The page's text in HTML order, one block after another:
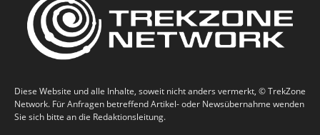
Diese Website und alle Inhalte, soweit nicht anders vermerkt, © TrekZone
Network. Für Anfragen betreffend Artikel- oder Newsübernahme wenden
Sie sich bitte an die Redaktionsleitung.